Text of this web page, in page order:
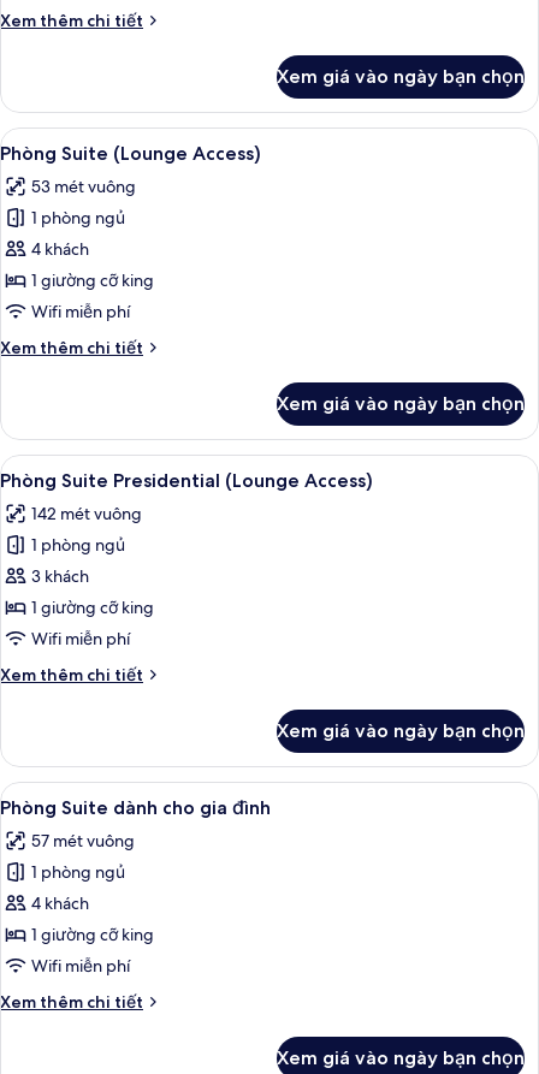
Xem thêm chi tiết
Chi
Phòng
Premium
(Collection)
Xem giá vào ngày bạn chọn
Xem
tất
cả
ảnh
Phòng
Suite
(Lounge
Bộ đồ giường kháng dị ứng, két bảo
12
Phòng Suite (Lounge Access)
53 mét vuông
1 phòng ngủ
4 khách
1 giường cỡ king
Wifi miễn phí
Xem thêm chi tiết
Chi
Phòng
Suite
(Lounge
Access)
Xem giá vào ngày bạn chọn
Xem
tất
cả
ảnh
Phòng
Suite
Presidential
Access)
Bộ đồ giường kháng dị ứng, két bảo
14
Phòng Suite Presidential (Lounge Access)
142 mét vuông
1 phòng ngủ
3 khách
1 giường cỡ king
Wifi miễn phí
Xem thêm chi tiết
Chi
Phòng
Suite
Presidential
(Lounge
Access)
Xem giá vào ngày bạn chọn
Xem
tất
cả
ảnh
Phòng
Suite
dành
gia
Phòng Suite dành cho gia đình | Bộ
7
Phòng Suite dành cho gia đình
57 mét vuông
1 phòng ngủ
4 khách
1 giường cỡ king
Wifi miễn phí
Xem thêm chi tiết
Chi
Xem giá vào ngày bạn chọn